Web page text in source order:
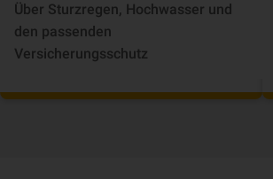
Über Sturzregen, Hochwasser und
den passenden
Versicherungsschutz